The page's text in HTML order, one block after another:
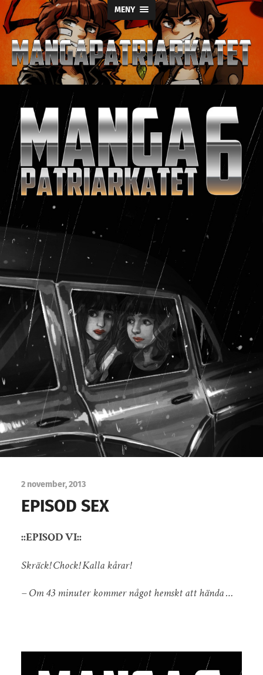
MENY
2 november, 2013
EPISOD SEX
::EPISOD VI::
Skräck! Chock! Kalla kårar!
– Om 43 minuter kommer något hemskt att hända …